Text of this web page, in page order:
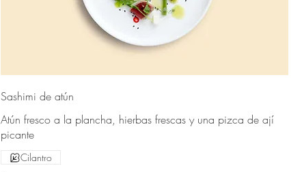
Sashimi de atún
Atún fresco a la plancha, hierbas frescas y una pizca de ají
picante
Cilantro